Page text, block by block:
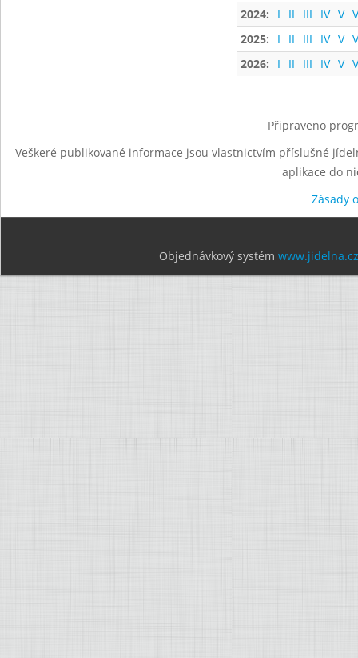
2024:
I II III IV V
2025:
I II III IV V
2026:
I II III IV V
Připraveno
Veškeré publikované informace jsou vlastnictvím příslušné
aplikace do
Zásady
Objednávkový systém www.jidelna.cz